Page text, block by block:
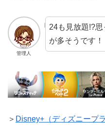
管理人
24も見放題!?
が多そうです！
＞ Disney+（ディズニープ